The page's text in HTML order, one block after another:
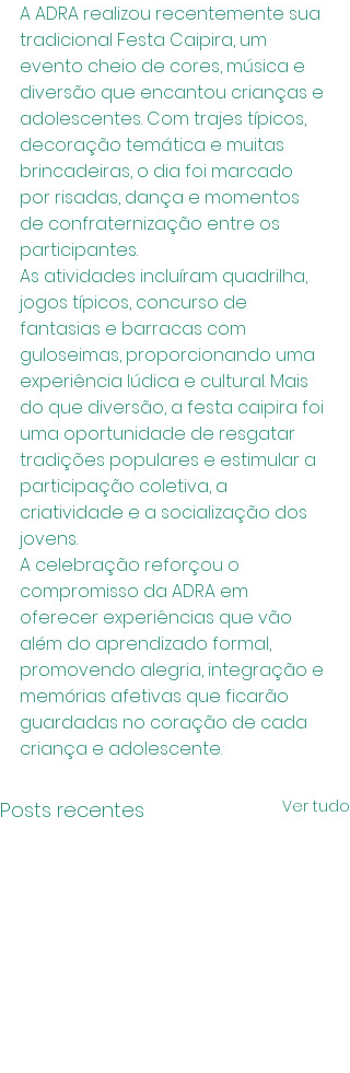
A ADRA realizou recentemente sua
tradicional Festa Caipira, um
evento cheio de cores, música e
diversão que encantou crianças e
adolescentes. Com trajes típicos,
decoração temática e muitas
brincadeiras, o dia foi marcado
por risadas, dança e momentos
de confraternização entre os
participantes.
As atividades incluíram quadrilha,
jogos típicos, concurso de
fantasias e barracas com
guloseimas, proporcionando uma
experiência lúdica e cultural. Mais
do que diversão, a festa caipira foi
uma oportunidade de resgatar
tradições populares e estimular a
participação coletiva, a
criatividade e a socialização dos
jovens.
A celebração reforçou o
compromisso da ADRA em
oferecer experiências que vão
além do aprendizado formal,
promovendo alegria, integração e
memórias afetivas que ficarão
guardadas no coração de cada
criança e adolescente.
Posts recentes Ver tudo